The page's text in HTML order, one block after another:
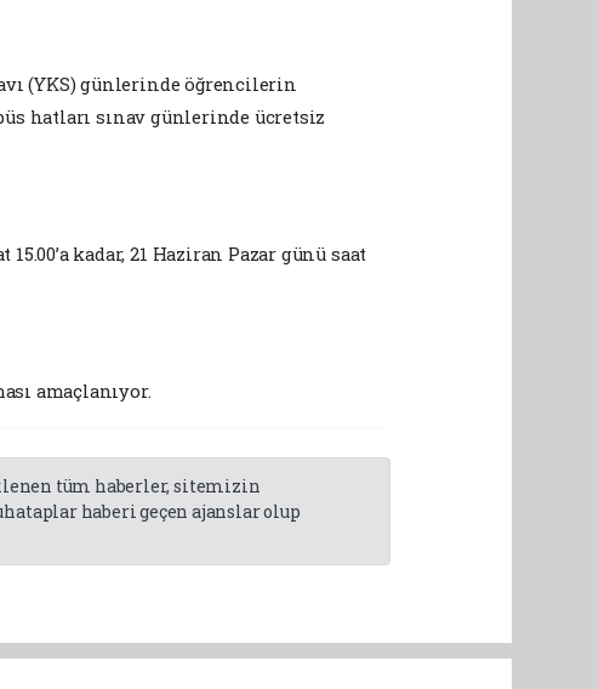
(YKS) günlerinde öğrencilerin
hatları sınav günlerinde ücretsiz
kadar, 21 Haziran Pazar günü saat
amaçlanıyor.
tüm haberler, sitemizin
haberi geçen ajanslar olup